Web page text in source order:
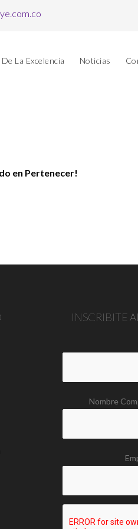
La Excelencia Noticias
en Pertenecer!
INSCRIBITE
Nombre